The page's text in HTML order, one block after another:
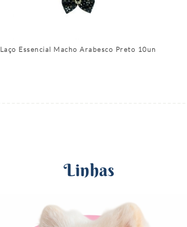
Laço Essencial Macho Arabesco Preto 10un
Linhas